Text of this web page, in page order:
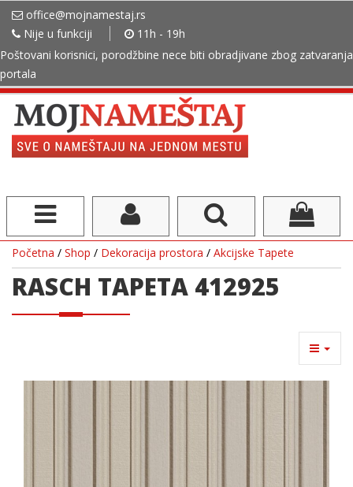
office@mojnamestaj.rs
Nije u funkciji
11h - 19h
Poštovani korisnici, porodžbine nece biti obradjivane zbog zatvaranja
portala
Početna / Shop / Dekoracija prostora / Akcijske Tapete
RASCH TAPETA 412925